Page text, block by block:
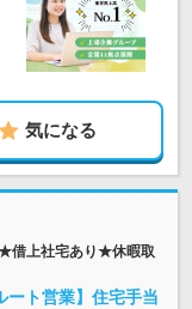
気になる
★借上社宅あり★休暇取
ト営業】住宅手当